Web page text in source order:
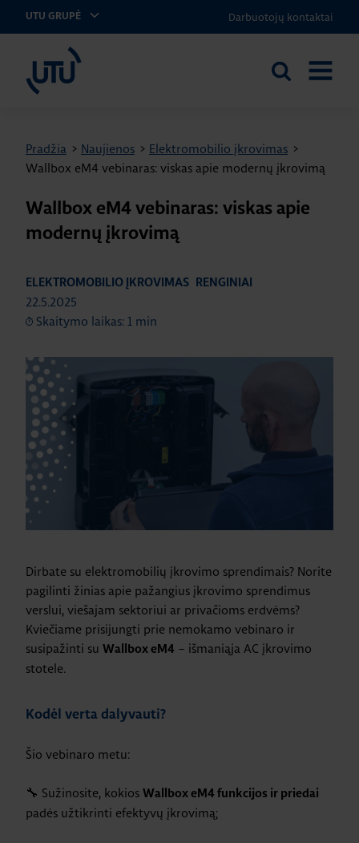
UTU GRUPĖ Darbuotojų kontaktai
UTU Lithuania
Ieškoti
Pradžia > Naujienos > Elektromobilio įkrovimas >
Wallbox eM4 vebinaras: viskas apie modernų įkrovimą
Wallbox eM4 vebinaras: viskas apie
modernų įkrovimą
ELEKTROMOBILIO ĮKROVIMAS RENGINIAI
22.5.2025
Skaitymo laikas: 1 min
Dirbate su elektromobilių įkrovimo sprendimais? Norite
pagilinti žinias apie pažangius įkrovimo sprendimus
verslui, viešajam sektoriui ar privačioms erdvėms?
Kviečiame prisijungti prie nemokamo vebinaro ir
susipažinti su Wallbox eM4 – išmaniąja AC įkrovimo
stotele.
Kodėl verta dalyvauti?
Šio vebinaro metu:
🔧 Sužinosite, kokios Wallbox eM4 funkcijos ir priedai
padės užtikrinti efektyvų įkrovimą;